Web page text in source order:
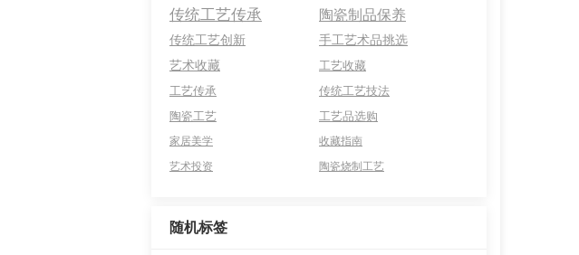
传统工艺传承
陶瓷制品保养
传统工艺创新
手工艺术品挑选
艺术收藏
工艺收藏
工艺传承
传统工艺技法
陶瓷工艺
工艺品选购
家居美学
收藏指南
艺术投资
陶瓷烧制工艺
随机标签